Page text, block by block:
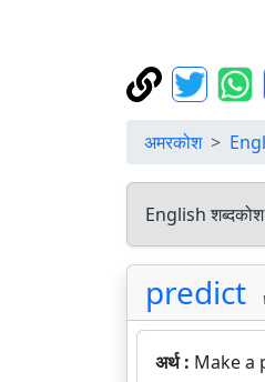
अमरकोश
English
predict
अर्थ : Make a